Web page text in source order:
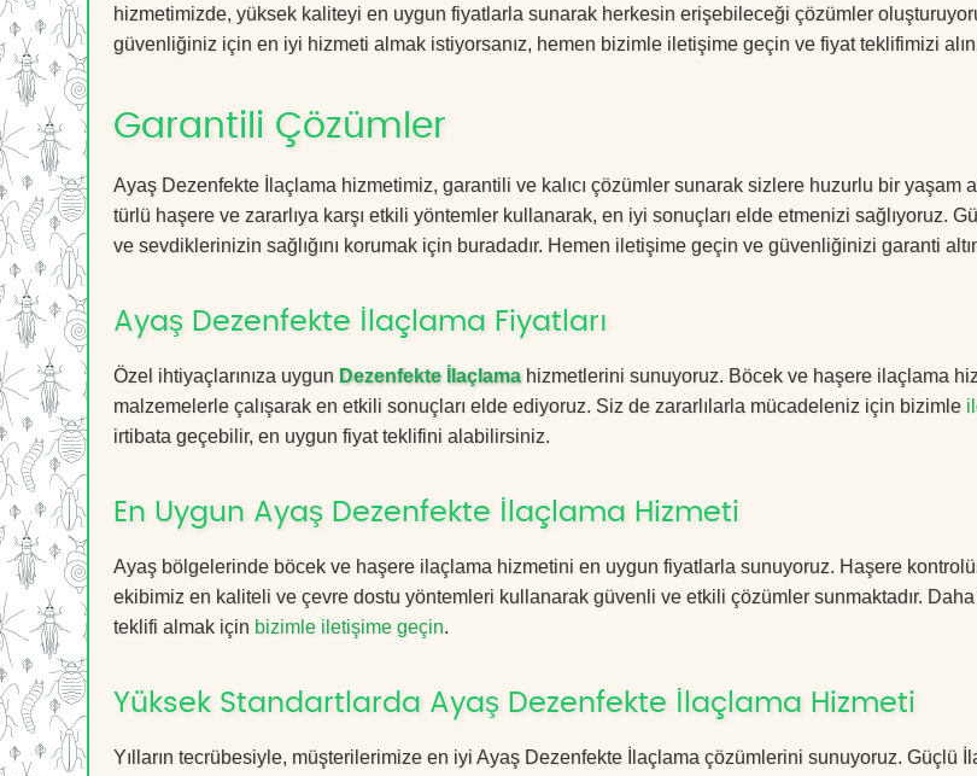
hizmetimizde, yüksek kaliteyi en uygun fiyatlarla sunarak herkesin erişebileceği çözümler
güvenliğiniz için en iyi hizmeti almak istiyorsanız, hemen bizimle iletişime geçin ve fiyat teklifimizi
Garantili Çözümler
Ayaş Dezenfekte İlaçlama hizmetimiz, garantili ve kalıcı çözümler sunarak sizlere huzurlu bir yaşam
türlü haşere ve zararlıya karşı etkili yöntemler kullanarak, en iyi sonuçları elde etmenizi sağlıyoruz.
ve sevdiklerinizin sağlığını korumak için buradadır. Hemen iletişime geçin ve güvenliğinizi garanti
Ayaş Dezenfekte İlaçlama Fiyatları
Özel ihtiyaçlarınıza uygun Dezenfekte İlaçlamahizmetlerini sunuyoruz. Böcek ve haşere ilaçlama
malzemelerle çalışarak en etkili sonuçları elde ediyoruz. Siz de zararlılarla mücadeleniz için bizimle
irtibata geçebilir, en uygun fiyat teklifini alabilirsiniz.
En Uygun Ayaş Dezenfekte İlaçlama Hizmeti
Ayaş bölgelerinde böcek ve haşere ilaçlama hizmetini en uygun fiyatlarla sunuyoruz. Haşere
ekibimiz en kaliteli ve çevre dostu yöntemleri kullanarak güvenli ve etkili çözümler sunmaktadır.
teklifi almak için bizimle iletişime geçin.
Yüksek Standartlarda Ayaş Dezenfekte İlaçlama Hizmeti
Yılların tecrübesiyle, müşterilerimize en iyi Ayaş Dezenfekte İlaçlama çözümlerini sunuyoruz. Güçlü